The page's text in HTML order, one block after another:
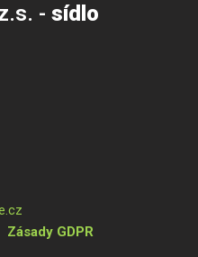
- sídlo
Zásady GDPR